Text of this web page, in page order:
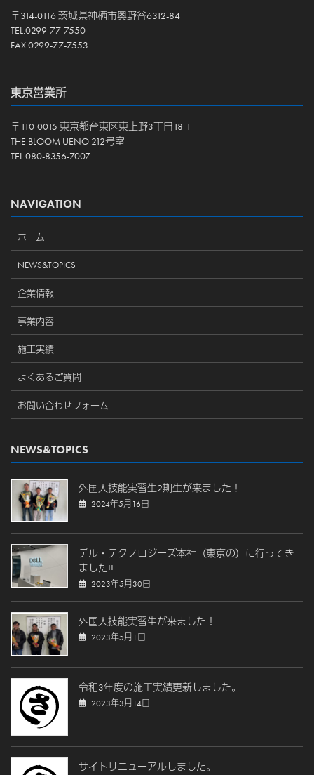
〒314-0116 茨城県神栖市奥野谷6312-84
TEL.0299-77-7550
FAX.0299-77-7553
東京営業所
〒110-0015 東京都台東区東上野3丁目18-1
THE BLOOM UENO 212号室
TEL.080-8356-7007
NAVIGATION
ホーム
NEWS&TOPICS
企業情報
事業内容
施工実績
よくあるご質問
お問い合わせフォーム
NEWS&TOPICS
外国人技能実習生2期生が来ました！
2024年5月16日
デル・テクノロジーズ本社（東京の）に行ってき
ました!!
2023年5月30日
外国人技能実習生が来ました！
2023年5月1日
令和3年度の施工実績更新しました。
2023年3月14日
サイトリニューアルしました。